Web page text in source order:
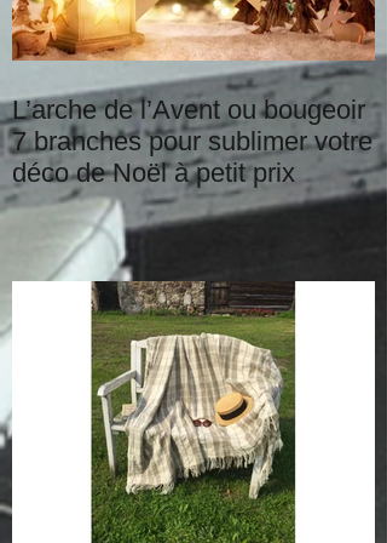
L’arche de l’Avent ou bougeoir
7 branches pour sublimer votre
déco de Noël à petit prix